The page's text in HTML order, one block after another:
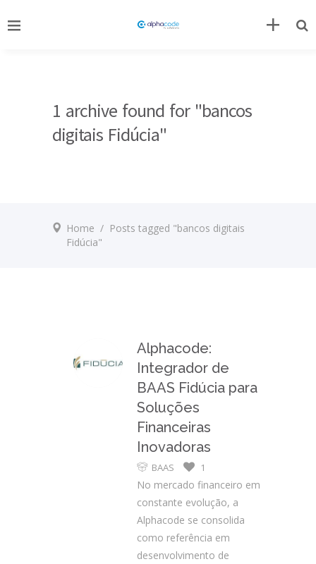
1 archive found for "bancos
digitais Fidúcia"
Home / Posts tagged "bancos digitais
Fidúcia"
Alphacode:
Integrador de
BAAS Fidúcia para
Soluções
Financeiras
Inovadoras
BAAS 1
No mercado financeiro em
constante evolução, a
Alphacode se consolida
como referência em
desenvolvimento de